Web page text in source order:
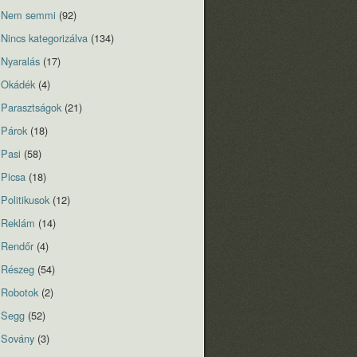
Nem semmi (92)
Nincs kategorizálva (134)
Nyaralás (17)
Okádék(4)
Parasztságok(21)
Párok(18)
Pasi (58)
Picsa (18)
Politikusok(12)
Reklám (14)
Rendőr (4)
Részeg (54)
Robotok(2)
Segg (52)
Sovány (3)